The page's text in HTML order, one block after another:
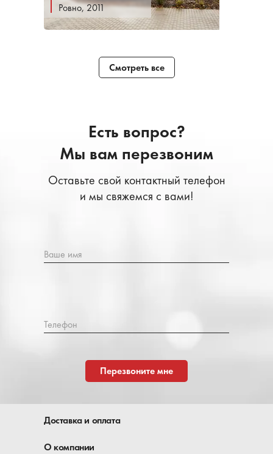
Ровно, 2011
Смотреть все
Есть вопрос?
Мы вам перезвоним
Оставьте свой контактный телефон
и мы свяжемся с вами!
Ваше имя
Телефон
Перезвоните мне
Доставка и оплата
О компании